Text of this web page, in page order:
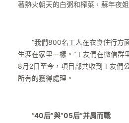
著熱火朝天的白粥和榨菜，蘇年夜姐
“我們800名工人在衣食住行方
生涯在家里一樣。”工友們在微信群
8月2日至今，項目部共收到工友們
所有的獲得處理。
“40后”與“05后”并肩而戰